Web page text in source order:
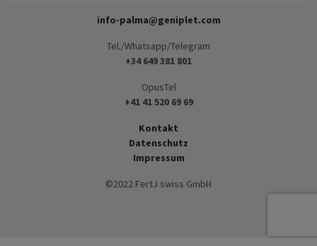
info-palma@geniplet.com
Tel./Whatsapp/Telegram
+34 649 381 801
OpusTel
+41 41 520 69 69
Kontakt
Datenschutz
Impressum
©2022 FertJ swiss GmbH